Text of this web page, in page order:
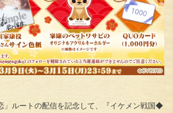
」ルートの配信を記念して、『イケメン戦国◆